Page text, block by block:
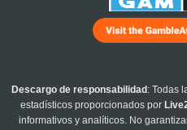
Descargo de responsabilidad : Todas
estadísticos proporcionados por
informativos y analíticos. No